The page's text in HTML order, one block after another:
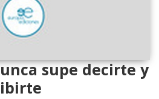
supe decirte y